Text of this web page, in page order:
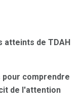
atteints de TDAH
comprendre
de l'attention